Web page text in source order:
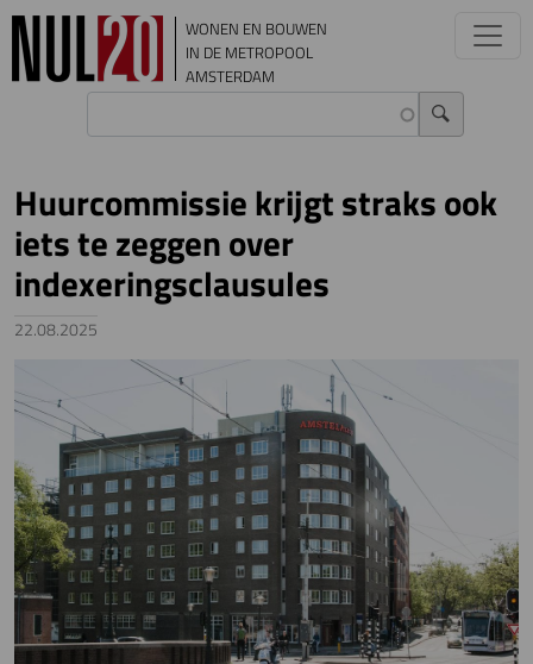
Overslaan en naar de inhoud gaan
WONEN EN BOUWEN
IN DE METROPOOL
AMSTERDAM
Huurcommissie krijgt straks ook
iets te zeggen over
indexeringsclausules
22.08.2025